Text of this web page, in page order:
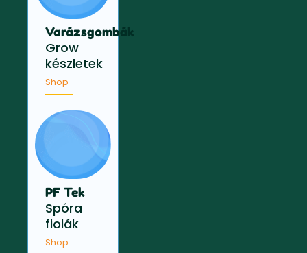
Varázsgombák
Grow
készletek
Shop
PF Tek
Spóra
fiolák
Shop